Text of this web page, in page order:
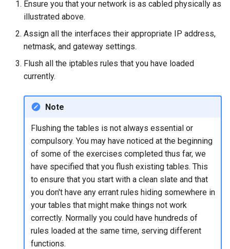
Ensure you that your network is as cabled physically as
illustrated above.
Assign all the interfaces their appropriate IP address,
netmask, and gateway settings.
Flush all the iptables rules that you have loaded
currently.
Note
Flushing the tables is not always essential or
compulsory. You may have noticed at the beginning
of some of the exercises completed thus far, we
have specified that you flush existing tables. This
to ensure that you start with a clean slate and that
you don't have any errant rules hiding somewhere in
your tables that might make things not work
correctly. Normally you could have hundreds of
rules loaded at the same time, serving different
functions.